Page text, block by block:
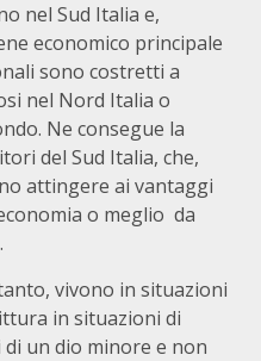
nel Sud Italia e,
economico principale
sono costretti a
nel Nord Italia o
Ne consegue la
del Sud Italia, che,
attingere ai vantaggi
o meglio da
vivono in situazioni
in situazioni di
un dio minore e non